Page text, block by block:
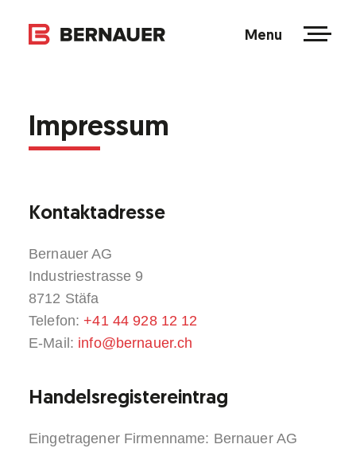
Menu
Impressum
Kontaktadresse
Bernauer AG
Industriestrasse 9
8712 Stäfa
Telefon:+41 44 928 12 12
E-Mail: info@bernauer.ch
Handelsregistereintrag
Eingetragener Firmenname: Bernauer AG